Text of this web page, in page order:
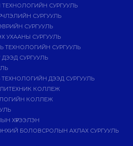
СУРГУУЛЬ
СУРГУУЛЬ
СУРГУУЛЬ
УХААНЫ СУРГУУЛЬ
ТЕХНОЛОГИЙН СУРГУУЛЬ
СУРГУУЛЬ
ДЭЭД СУРГУУЛЬ
КОЛЛЕЖ
КОЛЛЕЖ
ХҮРЭЭЛЭН
БОЛОВСРОЛЫН АХЛАХ СУРГУУЛЬ